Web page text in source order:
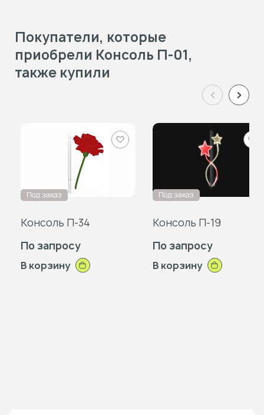
Покупатели, которые
приобрели Консоль П-01,
также купили
Добавить
в
Под заказ
Консоль П-34
По запросу
В корзину
в
Под заказ
Консоль П-19
По запросу
В корзину